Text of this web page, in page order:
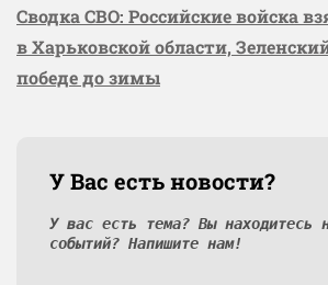
Сводка СВО: Российские войска
в Харьковской области,
победе до зимы
У Вас есть новости?
У вас есть тема? Вы находитесь
событий? Напишите нам!